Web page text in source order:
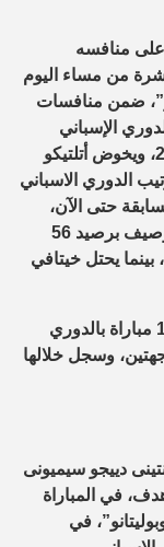
على منافسه
من مساء اليوم
ضمن منافسات
الإسباني
“الليجا” بالموسم الكروى الجارى 2020-2021، ويخوض أتلتيكو
الدوري الاسباني
في المسابقة حتى الآن،
بفارق 6 نقاط عن أقرب ملاحقيه برشلونة الوصيف برصيد 56
مدريد ثالثا برصيد 54 نقطة، بينما يحتل خيتافي
وجمع أتلتيكو مدريد 62 نقطة من الفوز في 19 مباراة بالدوري
مواجهتين، وسجل خلالها
دييجو سيميونى
في المباراة
في